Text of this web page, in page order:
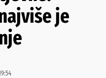
je